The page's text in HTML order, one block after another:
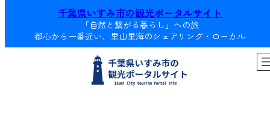
千葉県いすみ市の観光ポータルサイト
「自然と繋がる暮らし」への旅
都心から一番近い、里山里海のシェアリング・ローカル